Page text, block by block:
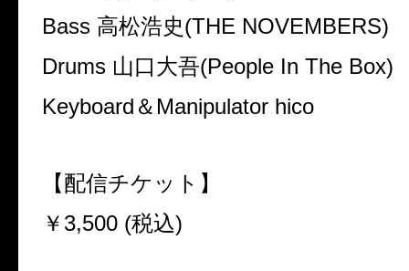
Bass 高松浩史(THE NOVEMBERS)
Drums 山口大吾(People In The Box)
Keyboard ＆ Manipulator hico
【配信チケット】
￥ 3,500 (税込)